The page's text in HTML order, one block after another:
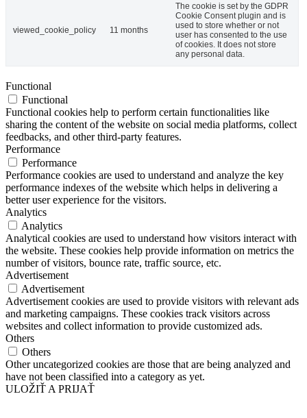
viewed_cookie_policy 11 months
The cookie is set by the GDPR
Cookie Consent plugin and is
used to store whether or not
user has consented to the use
of cookies. It does not store
any personal data.
Functional
Functional
Functional cookies help to perform certain functionalities like
sharing the content of the website on social media platforms, collect
feedbacks, and other third-party features.
Performance
Performance
Performance cookies are used to understand and analyze the key
performance indexes of the website which helps in delivering a
better user experience for the visitors.
Analytics
Analytics
Analytical cookies are used to understand how visitors interact with
the website. These cookies help provide information on metrics the
number of visitors, bounce rate, traffic source, etc.
Advertisement
Advertisement
Advertisement cookies are used to provide visitors with relevant ads
and marketing campaigns. These cookies track visitors across
websites and collect information to provide customized ads.
Others
Others
Other uncategorized cookies are those that are being analyzed and
have not been classified into a category as yet.
ULOŽIŤ A PRIJAŤ